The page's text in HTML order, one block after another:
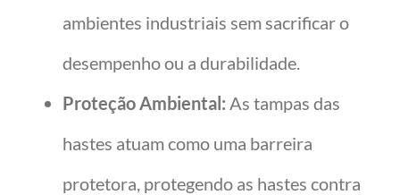
ambientes industriais sem sacrificar o
desempenho ou a durabilidade.
Proteção Ambiental: As tampas das
hastes atuam como uma barreira
protetora, protegendo as hastes contra